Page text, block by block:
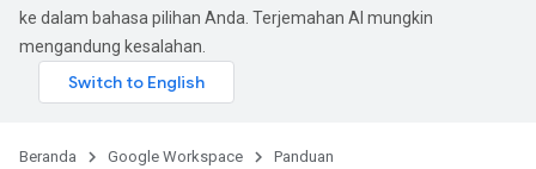
ke dalam bahasa pilihan Anda. Terjemahan AI mungkin
mengandung kesalahan.
Beranda Google Workspace Panduan